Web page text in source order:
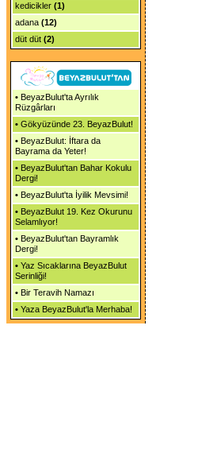
kedicikler (1)
adana (12)
düt düt (2)
• BeyazBulut'ta Ayrılık
Rüzgârları
• Gökyüzünde 23. BeyazBulut!
• BeyazBulut: İftara da
Bayrama da Yeter!
• BeyazBulut'tan Bahar Kokulu
Dergi!
• BeyazBulut'ta İyilik Mevsimi!
• BeyazBulut 19. Kez Okurunu
Selamlıyor!
• BeyazBulut'tan Bayramlık
Dergi!
• Yaz Sıcaklarına BeyazBulut
Serinliği!
• Bir Teravih Namazı
• Yaza BeyazBulut'la Merhaba!